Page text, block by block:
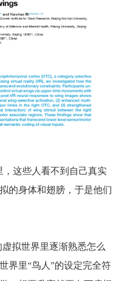
这些人看不到自己真实
的身体和翅膀，于是他们
拟世界里逐渐熟悉怎么
界里“鸟人”的设定完全符